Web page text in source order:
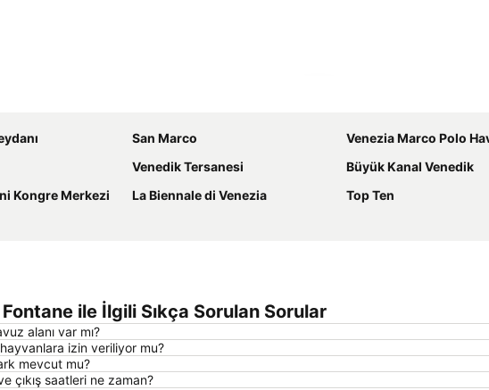
San Marco
Venezia Marco Polo
Venedik Tersanesi
Büyük Kanal Venedik
Kongre Merkezi La Biennale di Venezia
Top Ten
ile İlgili Sıkça Sorulan Sorular
alanı var mı?
izin veriliyor mu?
mevcut mu?
çıkış saatleri ne zaman?